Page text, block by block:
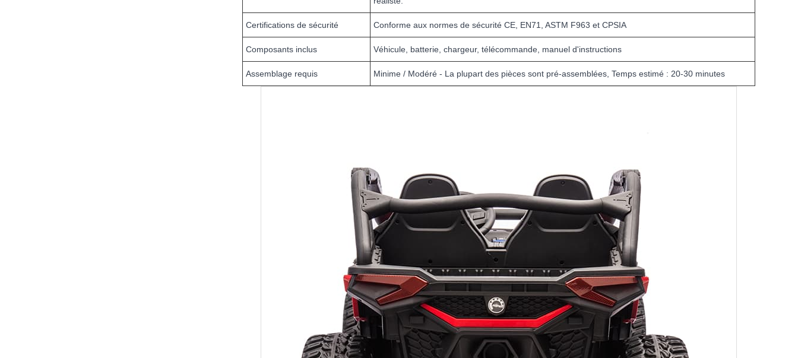
Certifications de sécurité Conforme aux normes de sécurité CE, EN71, ASTM F963 et CPSIA
Composants inclus Véhicule, batterie, chargeur, télécommande, manuel d'instructions
Assemblage requis Minime / Modéré - La plupart des pièces sont pré-assemblées, Temps estimé : 20-30 minutes